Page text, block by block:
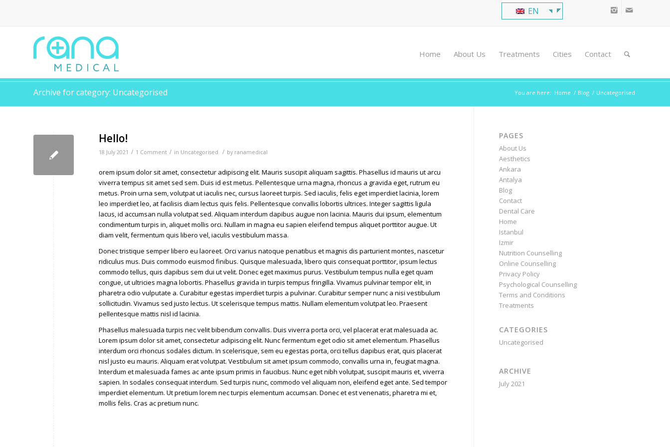
EN
Home About Us Treatments Cities Contact
Archive for category: Uncategorised You are here: Home / Blog / Uncategorised
Hello!
18 July 2021 / 1 Comment / in Uncategorised / by ranamedical
orem ipsum dolor sit amet, consectetur adipiscing elit. Mauris suscipit aliquam sagittis. Phasellus id mauris ut arcu
viverra tempus sit amet sed sem. Duis id est metus. Pellentesque urna magna, rhoncus a gravida eget, rutrum eu
metus. Proin urna sem, volutpat ut iaculis nec, cursus laoreet turpis. Sed iaculis, felis eget imperdiet lacinia, lorem
leo imperdiet leo, at facilisis diam lectus quis felis. Pellentesque convallis lobortis ultrices. Integer sagittis ligula
lacus, id accumsan nulla volutpat sed. Aliquam interdum dapibus augue non lacinia. Mauris dui ipsum, elementum
condimentum turpis in, aliquet mollis orci. Nullam in magna eu sapien eleifend tempus aliquet porttitor augue. Ut
diam velit, fermentum quis libero vel, iaculis vestibulum massa.
Donec tristique semper libero eu laoreet. Orci varius natoque penatibus et magnis dis parturient montes, nascetur
ridiculus mus. Duis commodo euismod finibus. Quisque malesuada, libero quis consequat porttitor, ipsum lectus
commodo tellus, quis dapibus sem dui ut velit. Donec eget maximus purus. Vestibulum tempus nulla eget quam
congue, ut ultricies magna lobortis. Phasellus gravida in turpis tempus fringilla. Vivamus pulvinar tempor elit, in
pharetra odio vulputate a. Curabitur egestas imperdiet turpis a pulvinar. Curabitur semper nunc a nisi vestibulum
sollicitudin. Vivamus sed justo lectus. Ut scelerisque tempus mattis. Nullam elementum volutpat leo. Praesent
pellentesque mattis nisl id lacinia.
Phasellus malesuada turpis nec velit bibendum convallis. Duis viverra porta orci, vel placerat erat malesuada ac.
Lorem ipsum dolor sit amet, consectetur adipiscing elit. Nunc fermentum eget odio sit amet elementum. Phasellus
interdum orci rhoncus sodales dictum. In scelerisque, sem eu egestas porta, orci tellus dapibus erat, quis placerat
nisl justo eu mauris. Aliquam erat volutpat. Vestibulum sit amet ipsum commodo, convallis urna in, feugiat magna.
Interdum et malesuada fames ac ante ipsum primis in faucibus. Nunc eget nibh volutpat, suscipit mauris et, viverra
sapien. In sodales consequat interdum. Sed turpis nunc, commodo vel aliquam non, eleifend eget ante. Sed tempor
imperdiet elementum. Ut pretium lorem nec turpis elementum accumsan. Donec et est venenatis, pharetra mi et,
mollis felis. Cras ac pretium nunc.
PAGES
About Us
Aesthetics
Ankara
Antalya
Blog
Contact
Dental Care
Home
Istanbul
Izmir
Nutrition Counselling
Online Counselling
Privacy Policy
Psychological Counselling
Terms and Conditions
Treatments
CATEGORIES
Uncategorised
ARCHIVE
July 2021